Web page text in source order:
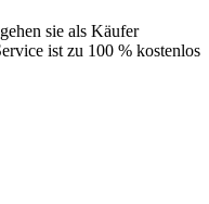
sie als Käufer
ist zu 100 % kostenlos